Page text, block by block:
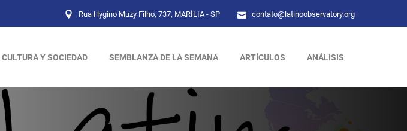
Rua Hygino Muzy Filho, 737, MARÍLIA - SP contato@latinoobservatory.org
CULTURA Y SOCIEDAD SEMBLANZA DE LA SEMANA ARTÍCULOS ANÁLISIS